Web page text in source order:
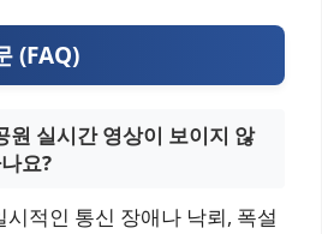
(FAQ)
원 실시간 영상이 보이지 않
요?
적인 통신 장애나 낙뢰, 폭설